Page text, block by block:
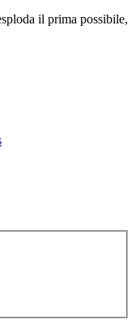
il prima possibile,